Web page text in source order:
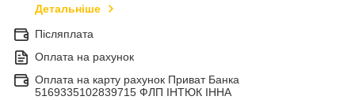
Детальніше
Післяплата
Оплата на рахунок
Оплата на карту рахунок Приват Банка
5169335102839715 ФЛП ІНТЮК ІННА